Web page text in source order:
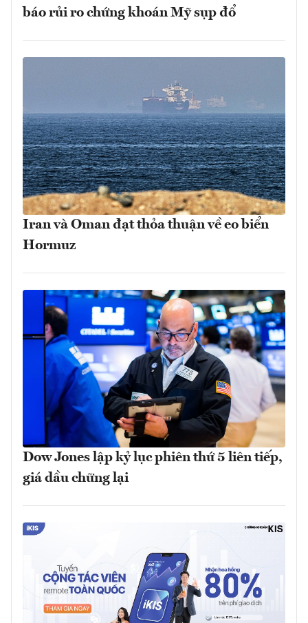
báo rủi ro chứng khoán Mỹ sụp đổ
Iran và Oman đạt thỏa thuận về eo biển
Hormuz
Dow Jones lập kỷ lục phiên thứ 5 liên tiếp,
giá dầu chững lại